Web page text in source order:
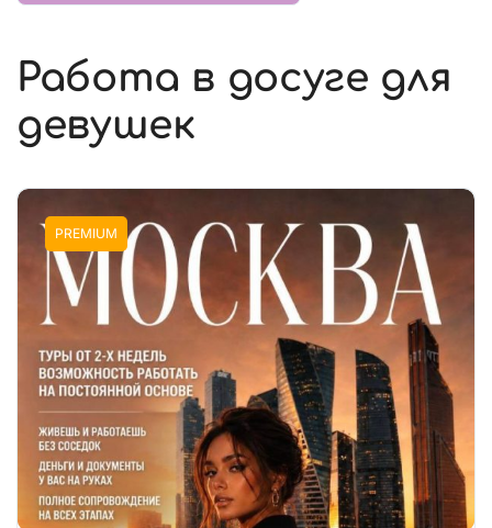
Работа в досуге для
девушек
PREMIUM